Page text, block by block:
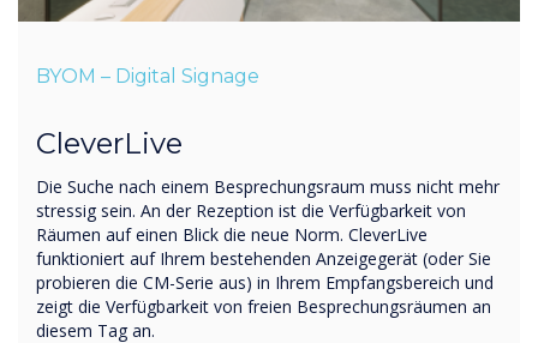
BYOM – Digital Signage
CleverLive
Die Suche nach einem Besprechungsraum muss nicht mehr
stressig sein. An der Rezeption ist die Verfügbarkeit von
Räumen auf einen Blick die neue Norm. CleverLive
funktioniert auf Ihrem bestehenden Anzeigegerät (oder Sie
probieren die CM-Serie aus) in Ihrem Empfangsbereich und
zeigt die Verfügbarkeit von freien Besprechungsräumen an
diesem Tag an.